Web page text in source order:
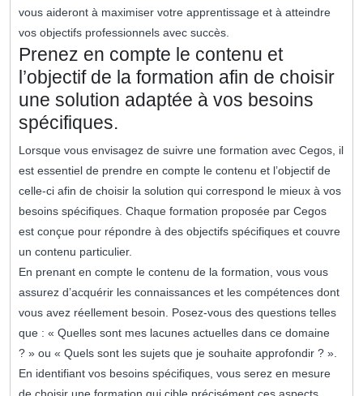
vous aideront à maximiser votre apprentissage et à atteindre
vos objectifs professionnels avec succès.
Prenez en compte le contenu et
l’objectif de la formation afin de choisir
une solution adaptée à vos besoins
spécifiques.
Lorsque vous envisagez de suivre une formation avec Cegos, il
est essentiel de prendre en compte le contenu et l’objectif de
celle-ci afin de choisir la solution qui correspond le mieux à vos
besoins spécifiques. Chaque formation proposée par Cegos
est conçue pour répondre à des objectifs spécifiques et couvre
un contenu particulier.
En prenant en compte le contenu de la formation, vous vous
assurez d’acquérir les connaissances et les compétences dont
vous avez réellement besoin. Posez-vous des questions telles
que : « Quelles sont mes lacunes actuelles dans ce domaine
? » ou « Quels sont les sujets que je souhaite approfondir ? ».
En identifiant vos besoins spécifiques, vous serez en mesure